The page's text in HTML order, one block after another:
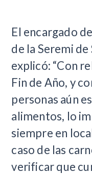
El encargado
de la Seremi
explicó: “Con
Fin de Año, y
personas aún
alimentos, lo
siempre en
caso de las
verificar que